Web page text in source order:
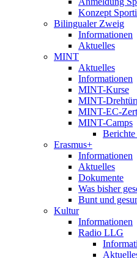
Konzept
Bilingualer Zweig
Informationen
Aktuelles
MINT
Aktuelles
Informationen
MINT-Kurse
MINT-
MINT-EC-
MINT-Camps
Erasmus+
Informationen
Aktuelles
Dokumente
Was bisher
Bunt und
Kultur
Informationen
Radio LLG